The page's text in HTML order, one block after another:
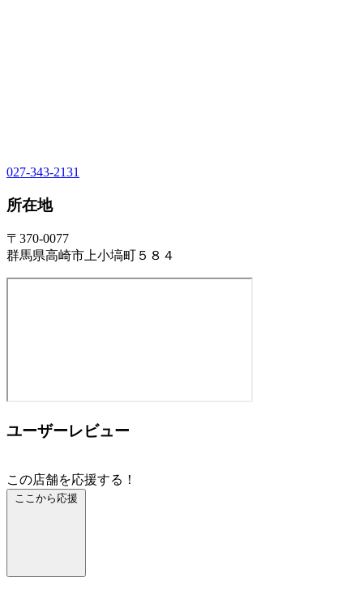
027-343-2131
所在地
〒370-0077
群馬県高崎市上小塙町５８４
ユーザーレビュー
この店舗を応援する！
ここから応援